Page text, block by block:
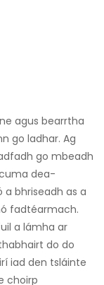
agus bearrtha
go ladhar. Ag
go mbeadh
dea-
bhriseadh as a
fadtéarmach.
a lámha ar
do do
iad den tsláinte
choirp